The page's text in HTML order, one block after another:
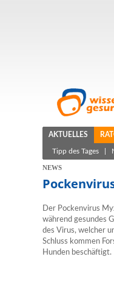
AKTUELLES
Tipp des Tages
NEWS
Der Pockenvirus
während gesundes
des Virus, welcher
Schluss kommen
Hunden beschäftigt.